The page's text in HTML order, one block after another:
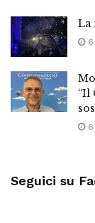
La
6
“Il
6
Seguici su